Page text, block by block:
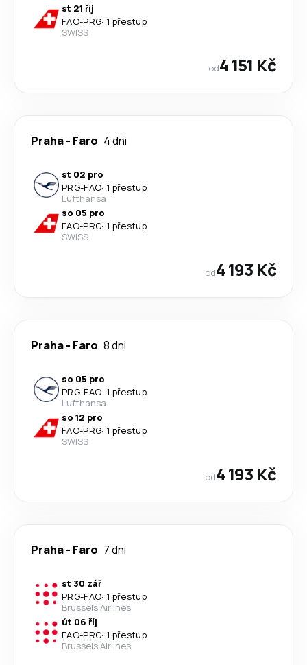
st 21 říj
FAO-PRG· 1 přestup
SWISS
od4 151 Kč
Praha- Faro 4 dni
st 02 pro
PRG-FAO· 1 přestup
Lufthansa
so 05 pro
FAO-PRG· 1 přestup
SWISS
od4 193 Kč
Praha- Faro 8 dni
so 05 pro
PRG-FAO· 1 přestup
Lufthansa
so 12 pro
FAO-PRG· 1 přestup
SWISS
od4 193 Kč
Praha- Faro 7 dni
st 30 zář
PRG-FAO· 1 přestup
Brussels Airlines
út 06 říj
FAO-PRG· 1 přestup
Brussels Airlines